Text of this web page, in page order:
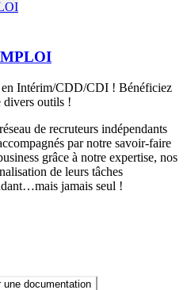
en Intérim/CDD/CDI ! Bénéficiez
divers outils !
de recruteurs indépendants
par notre savoir-faire
grâce à notre expertise, nos
de leurs tâches
jamais seul !
une documentation